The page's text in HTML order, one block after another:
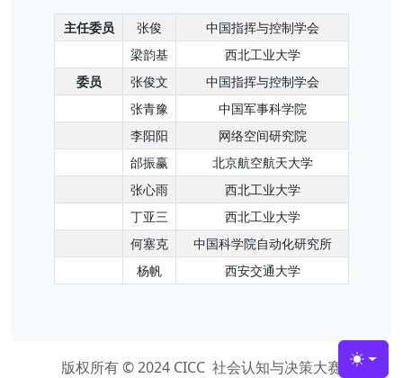
主任委员 张俊
中国指挥与控制学会
梁韵基
西北工业大学
委员
张俊文
中国指挥与控制学会
张青豫
中国军事科学院
李阳阳
网络空间研究院
邰振赢
北京航空航天大学
张心雨
西北工业大学
丁亚三
西北工业大学
何塞克
中国科学院自动化研究所
杨帆
西安交通大学
版权所有 © 2024 CICC 社会认知与决策大赛